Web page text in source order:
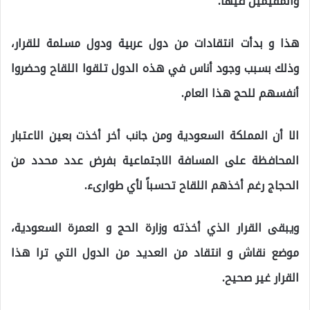
هذا و بدأت انتقادات من دول عربية ودول مسلمة للقرار،
وذلك بسبب وجود أناس في هذه الدول تلقوا اللقاح وحضروا
أنفسهم للحج هذا العام.
الا أن المملكة السعودية ومن جانب أخر أخذت بعين الاعتبار
المحافظة على المسافة الاجتماعية بفرض عدد محدد من
الحجاج رغم أخذهم اللقاح تحسباً لأي طوارىء.
ويبقى القرار الذي أخذته وزارة الحج و العمرة السعودية،
موضع نقاش و انتقاد من العديد من الدول التي ترا هذا
القرار غير صحيح.